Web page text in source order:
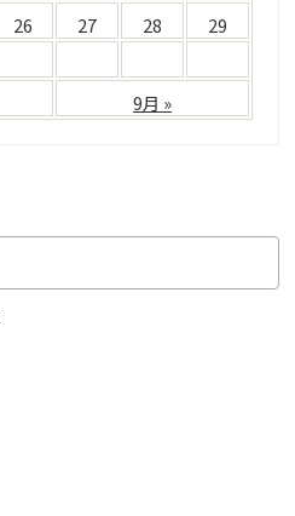
9月 »
26 27 28
29